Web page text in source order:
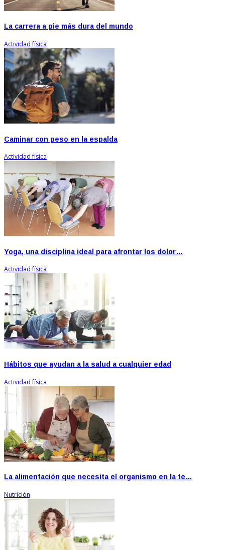
La carrera a pie más dura del mundo
Actividad física
Caminar con peso en la espalda
Actividad física
Yoga, una disciplina ideal para afrontar los dolor…
Actividad física
Hábitos que ayudan a la salud a cualquier edad
Actividad física
La alimentación que necesita el organismo en la te…
Nutrición